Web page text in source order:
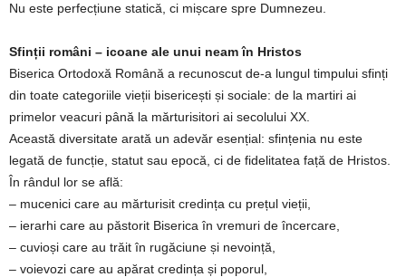
Nu este perfecțiune statică, ci mișcare spre Dumnezeu.
Sfinții români – icoane ale unui neam în Hristos
Biserica Ortodoxă Română a recunoscut de-a lungul timpului sfinți
din toate categoriile vieții bisericești și sociale: de la martiri ai
primelor veacuri până la mărturisitori ai secolului XX.
Această diversitate arată un adevăr esențial: sfințenia nu este
legată de funcție, statut sau epocă, ci de fidelitatea față de Hristos.
În rândul lor se află:
– mucenici care au mărturisit credința cu prețul vieții,
– ierarhi care au păstorit Biserica în vremuri de încercare,
– cuvioși care au trăit în rugăciune și nevoință,
– voievozi care au apărat credința și poporul,